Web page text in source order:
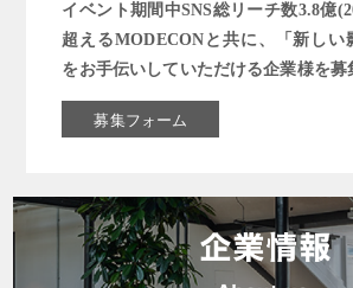
イベント期間中SNS総リーチ数3.8億
超えるMODECONと共に、「新しい
をお手伝いしていただける企業様を募
募集フォーム